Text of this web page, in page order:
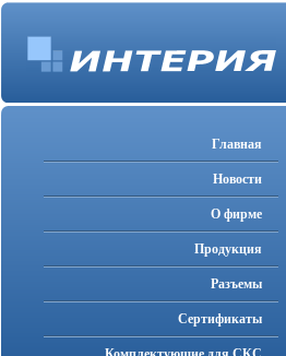
Главная
Новости
О фирме
Продукция
Разъемы
Cертификаты